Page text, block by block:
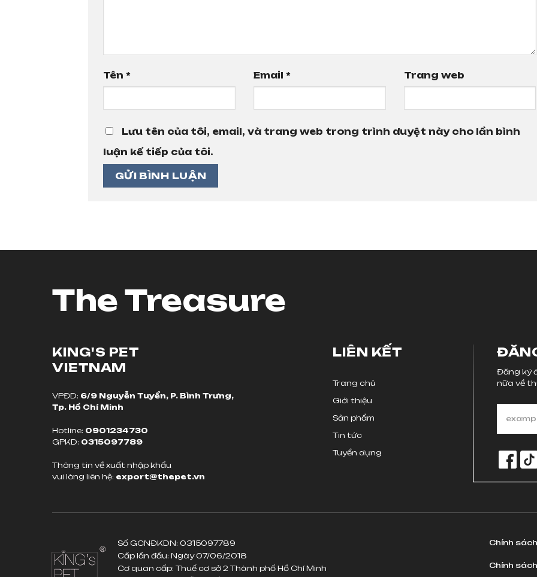
Tên * Email * Trang web
Lưu tên của tôi, email, và trang web trong trình duyệt này cho lần bình
luận kế tiếp của tôi.
The Treasure
KING'S PET
VIETNAM
VPĐD: 6/9 Nguyễn Tuyển, P. Bình Trưng,
Tp. Hồ Chí Minh
Hotline: 0901234730
GPKD: 0315097789
Thông tin về xuất nhập khẩu
vui lòng liên hệ: export@thepet.vn
LIÊN KẾT
Trang chủ
Giới thiệu
Sản phẩm
Tin tức
Tuyển dụng
Đăng ký
nữa về
Số GCNĐKDN: 0315097789
Cấp lần đầu: Ngày 07/06/2018
Cơ quan cấp: Thuế cơ sở 2 Thành phố Hồ Chí Minh
Chính
Chính